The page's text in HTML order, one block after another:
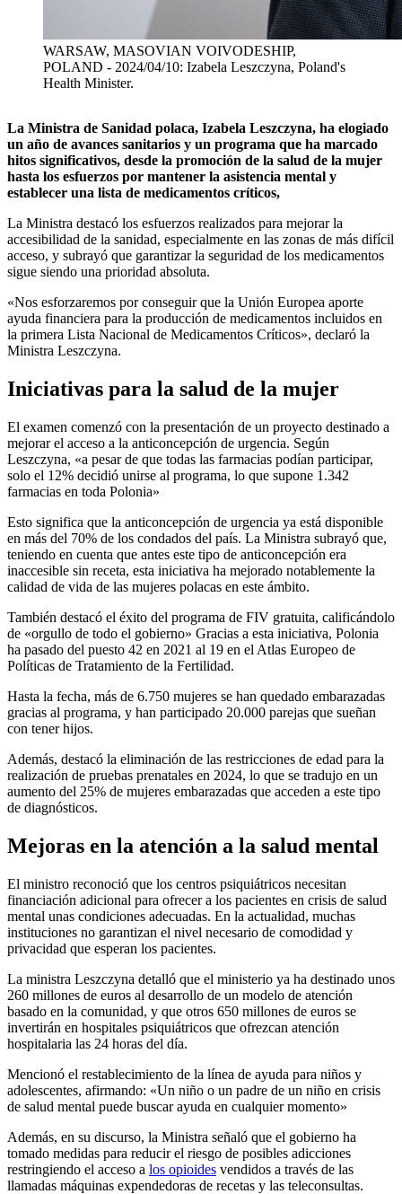
WARSAW, MASOVIAN VOIVODESHIP,
POLAND - 2024/04/10: Izabela Leszczyna, Poland's
Health Minister.
La Ministra de Sanidad polaca, Izabela Leszczyna, ha elogiado
un año de avances sanitarios y un programa que ha marcado
hitos significativos, desde la promoción de la salud de la mujer
hasta los esfuerzos por mantener la asistencia mental y
establecer una lista de medicamentos críticos,
La Ministra destacó los esfuerzos realizados para mejorar la
accesibilidad de la sanidad, especialmente en las zonas de más difícil
acceso, y subrayó que garantizar la seguridad de los medicamentos
sigue siendo una prioridad absoluta.
«Nos esforzaremos por conseguir que la Unión Europea aporte
ayuda financiera para la producción de medicamentos incluidos en
la primera Lista Nacional de Medicamentos Críticos», declaró la
Ministra Leszczyna.
Iniciativas para la salud de la mujer
El examen comenzó con la presentación de un proyecto destinado a
mejorar el acceso a la anticoncepción de urgencia. Según
Leszczyna, «a pesar de que todas las farmacias podían participar,
solo el 12% decidió unirse al programa, lo que supone 1.342
farmacias en toda Polonia»
Esto significa que la anticoncepción de urgencia ya está disponible
en más del 70% de los condados del país. La Ministra subrayó que,
teniendo en cuenta que antes este tipo de anticoncepción era
inaccesible sin receta, esta iniciativa ha mejorado notablemente la
calidad de vida de las mujeres polacas en este ámbito.
También destacó el éxito del programa de FIV gratuita, calificándolo
de «orgullo de todo el gobierno» Gracias a esta iniciativa, Polonia
ha pasado del puesto 42 en 2021 al 19 en el Atlas Europeo de
Políticas de Tratamiento de la Fertilidad.
Hasta la fecha, más de 6.750 mujeres se han quedado embarazadas
gracias al programa, y han participado 20.000 parejas que sueñan
con tener hijos.
Además, destacó la eliminación de las restricciones de edad para la
realización de pruebas prenatales en 2024, lo que se tradujo en un
aumento del 25% de mujeres embarazadas que acceden a este tipo
de diagnósticos.
Mejoras en la atención a la salud mental
El ministro reconoció que los centros psiquiátricos necesitan
financiación adicional para ofrecer a los pacientes en crisis de salud
mental unas condiciones adecuadas. En la actualidad, muchas
instituciones no garantizan el nivel necesario de comodidad y
privacidad que esperan los pacientes.
La ministra Leszczyna detalló que el ministerio ya ha destinado unos
260 millones de euros al desarrollo de un modelo de atención
basado en la comunidad, y que otros 650 millones de euros se
invertirán en hospitales psiquiátricos que ofrezcan atención
hospitalaria las 24 horas del día.
Mencionó el restablecimiento de la línea de ayuda para niños y
adolescentes, afirmando: «Un niño o un padre de un niño en crisis
de salud mental puede buscar ayuda en cualquier momento»
Además, en su discurso, la Ministra señaló que el gobierno ha
tomado medidas para reducir el riesgo de posibles adicciones
restringiendo el acceso a los opioides vendidos a través de las
llamadas máquinas expendedoras de recetas y las teleconsultas.